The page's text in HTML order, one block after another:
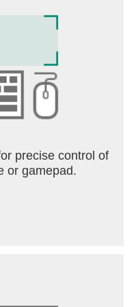
будівлю?
precise control of
or gamepad.